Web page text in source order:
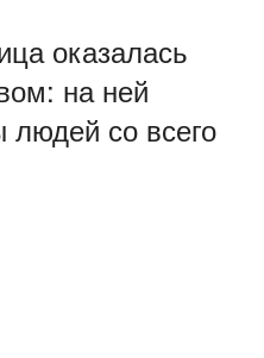
оказалась
на ней
людей со всего